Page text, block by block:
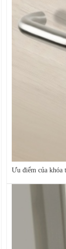
Ưu điểm của khóa